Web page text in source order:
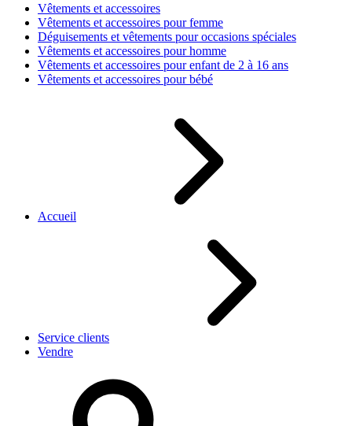
Vêtements et accessoires
Vêtements et accessoires pour femme
Déguisements et vêtements pour occasions spéciales
Vêtements et accessoires pour homme
Vêtements et accessoires pour enfant de 2 à 16 ans
Vêtements et accessoires pour bébé
Accueil
Service clients
Vendre